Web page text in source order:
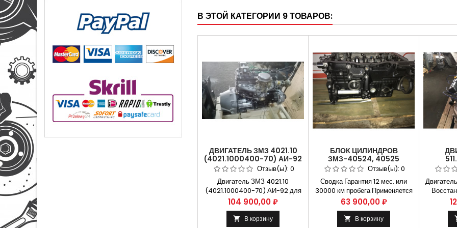
Н.Новгород. Владимир и
Ульяновск...
В ЭТОЙ КАТЕГОРИИ 9 ТОВАРОВ:
ДВИГАТЕЛЬ ЗМЗ 4021.10
(4021.1000400-70) АИ-92
ДЛЯ УАЗ
ВОССТАНОВИТЕЛЬНЫЙ
РЕМОНТ.
Отзыв(ы): 0
Двигатель ЗМЗ 4021.10
(4021.1000400-70) АИ-92 для
УАЗ Восстановительный ремонт
Артикул: 4021.1000400-70
Гарантия 6 мес Безналичный
Цена
104 900,00 ₽
 В корзину
БЛОК ЦИЛИНДРОВ
ЗМЗ-40524, 40525
ЕВРО-3, 4 В СБОРЕ (SHORT
BLOCK) (ОАО ЗМЗ)
Отзыв(ы): 0
Сводка Гарантия 12 мес. или
30000 км пробега Применяется
на автомобилях ЗМЗ-40524,
40525 ЕВРО-3, 4 Артикул
405000-1002005-00 Способы
Цена
63 900,00 ₽
 В корзину